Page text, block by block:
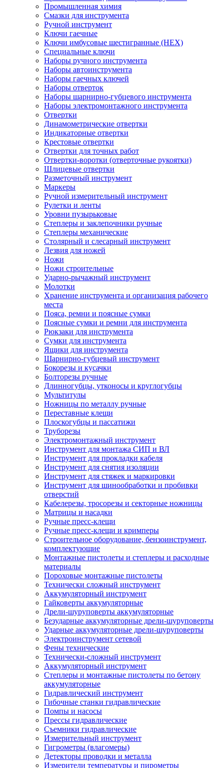
Промышленная химия
Смазки для инструмента
Ручной инструмент
Ключи гаечные
Ключи имбусовые шестигранные (HEX)
Специальные ключи
Наборы ручного инструмента
Наборы автоинструмента
Наборы гаечных ключей
Наборы отверток
Наборы шарнирно-губцевого инструмента
Наборы электромонтажного инструмента
Отвертки
Динамометрические отвертки
Индикаторные отвертки
Крестовые отвертки
Отвертки для точных работ
Отвертки-воротки (отверточные рукоятки)
Шлицевые отвертки
Разметочный инструмент
Маркеры
Ручной измерительный инструмент
Рулетки и ленты
Уровни пузырьковые
Степлеры и заклепочники ручные
Степлеры механические
Столярный и слесарный инструмент
Лезвия для ножей
Ножи
Ножи строительные
Ударно-рычажный инструмент
Молотки
Хранение инструмента и организация рабочего
места
Пояса, ремни и поясные сумки
Поясные сумки и ремни для инструмента
Рюкзаки для инструмента
Сумки для инструмента
Ящики для инструмента
Шарнирно-губцевый инструмент
Бокорезы и кусачки
Болторезы ручные
Длинногубцы, утконосы и круглогубцы
Мультитулы
Ножницы по металлу ручные
Переставные клещи
Плоскогубцы и пассатижи
Труборезы
Электромонтажный инструмент
Инструмент для монтажа СИП и ВЛ
Инструмент для прокладки кабеля
Инструмент для снятия изоляции
Инструмент для стяжек и маркировки
Инструмент для шинообработки и пробивки
отверстий
Кабелерезы, тросорезы и секторные ножницы
Матрицы и насадки
Ручные пресс-клещи
Ручные пресс-клещи и кримперы
Строительное оборудование, бензоинструмент,
комплектующие
Монтажные пистолеты и степлеры и расходные
материалы
Пороховые монтажные пистолеты
Технически сложный инструмент
Аккумуляторный инструмент
Гайковерты аккумуляторные
Дрели-шуруповерты аккумуляторные
Безударные аккумуляторные дрели-шуруповерты
Ударные аккумуляторные дрели-шуруповерты
Электроинструмент сетевой
Фены технические
Технически-сложный инструмент
Аккумуляторный инструмент
Степлеры и монтажные пистолеты по бетону
аккумуляторные
Гидравлический инструмент
Гибочные станки гидравлические
Помпы и насосы
Прессы гидравлические
Съемники гидравлические
Измерительный инструмент
Гигрометры (влагомеры)
Детекторы проводки и металла
Измерители температуры и пирометры